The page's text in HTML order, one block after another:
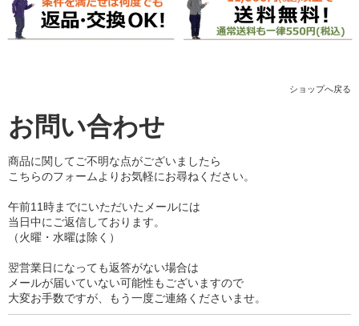
ショップへ戻る
お問い合わせ
商品に関してご不明な点がございましたら
こちらのフォームよりお気軽にお尋ねください。
午前11時までにいただいたメールには
当日中にご返信しております。
（火曜・水曜は除く）
翌営業日になっても返答がない場合は
メールが届いていない可能性もございますので
大変お手数ですが、もう一度ご連絡くださいませ。